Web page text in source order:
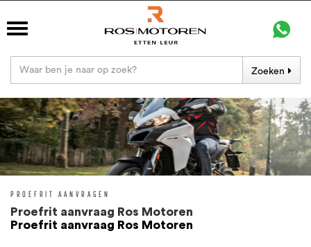
Zoeken
PROEFRIT AANVRAGEN
Proefrit aanvraag Ros Motoren
Proefrit aanvraag Ros Motoren